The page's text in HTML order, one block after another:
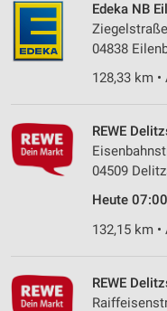
Edeka NB
Ziegelstraße
04838
128,33 km
REWE
04509
Heute
132,15 km
REWE